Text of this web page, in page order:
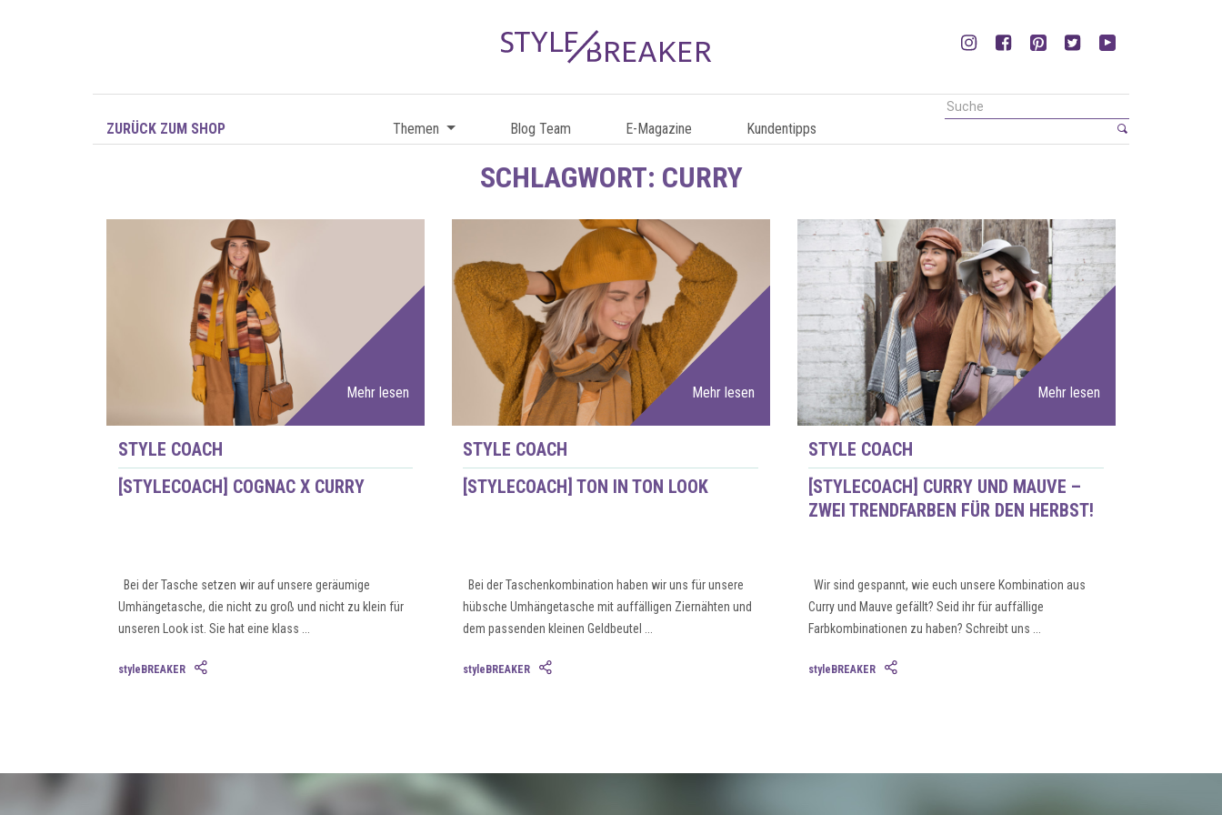
ZURÜCK ZUM SHOP Themen Blog Team E-Magazine Kundentipps
SCHLAGWORT: CURRY
Mehr lesen
STYLE COACH
[STYLECOACH] COGNAC X CURRY
Bei der Tasche setzen wir auf unsere geräumige
Umhängetasche, die nicht zu groß und nicht zu klein für
unseren Look ist. Sie hat eine klass ...
styleBREAKER
Mehr lesen
STYLE COACH
[STYLECOACH] TON IN TON LOOK
Bei der Taschenkombination haben wir uns für unsere
hübsche Umhängetasche mit auffälligen Ziernähten und
dem passenden kleinen Geldbeutel ...
styleBREAKER
Mehr lesen
STYLE COACH
[STYLECOACH] CURRY UND MAUVE –
ZWEI TRENDFARBEN FÜR DEN HERBST!
Wir sind gespannt, wie euch unsere Kombination aus
Curry und Mauve gefällt? Seid ihr für auffällige
Farbkombinationen zu haben? Schreibt uns ...
styleBREAKER